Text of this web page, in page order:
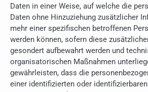
Daten in einer Weise, auf welche die
Daten ohne Hinzuziehung zusätzlicher
mehr einer spezifischen betroffenen
werden können, sofern diese
gesondert aufbewahrt werden und
organisatorischen Maßnahmen
gewährleisten, dass die
einer identifizierten oder